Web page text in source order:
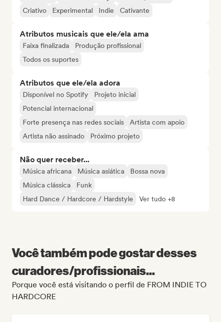
Criativo
Experimental Indie Cativante
Atributos musicais que ele/ela ama
Faixa finalizada
Produção profissional
Todos os suportes
Atributos que ele/ela adora
Disponível no Spotify
Projeto inicial
Potencial internacional
Forte presença nas redes sociais
Artista com apoio
Artista não assinado
Próximo projeto
Não quer receber...
Música africana Música asiática
Bossa nova
Música clássica
Funk
Hard Dance / Hardcore / Hardstyle
Ver tudo +8
Você também pode gostar desses
curadores/profissionais...
Porque você está visitando o perfil de FROM INDIE TO
HARDCORE